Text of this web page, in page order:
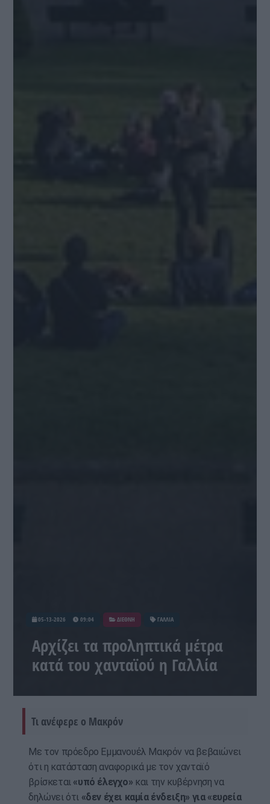
05-13-2026 09:04 ΔΙΕΘΝΗ ΓΑΛΛΙΑ
Αρχίζει τα προληπτικά μέτρα
κατά του χανταϊού η Γαλλία
Τι ανέφερε ο Μακρόν
Με τον πρόεδρο Εμμανουέλ Μακρόν να βεβαιώνει
ότι η κατάσταση αναφορικά με τον χανταϊό
βρίσκεται «υπό έλεγχο» και την κυβέρνηση να
δηλώνει ότι «δεν έχει καμία ένδειξη» για «ευρεία